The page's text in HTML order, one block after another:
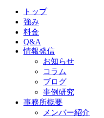
トップ
強み
料金
Q&A
情報発信
お知らせ
コラム
ブログ
事例研究
事務所概要
メンバー紹介